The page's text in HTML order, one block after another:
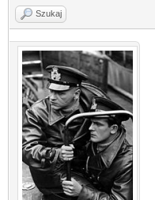
Szukaj